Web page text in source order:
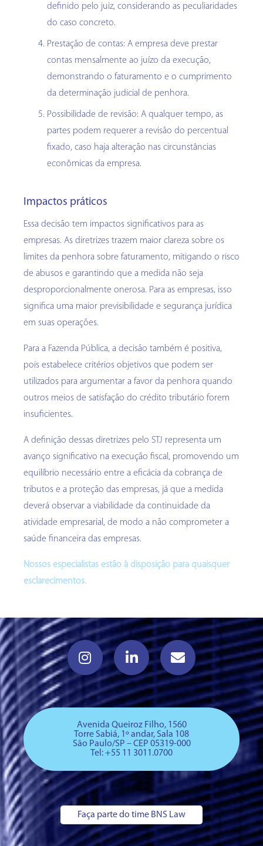
definido pelo juiz, considerando as peculiaridades
do caso concreto.
Prestação de contas: A empresa deve prestar
contas mensalmente ao juízo da execução,
demonstrando o faturamento e o cumprimento
da determinação judicial de penhora.
Possibilidade de revisão: A qualquer tempo, as
partes podem requerer a revisão do percentual
fixado, caso haja alteração nas circunstâncias
econômicas da empresa.
Impactos práticos
Essa decisão tem impactos significativos para as
empresas. As diretrizes trazem maior clareza sobre os
limites da penhora sobre faturamento, mitigando o risco
de abusos e garantindo que a medida não seja
desproporcionalmente onerosa. Para as empresas, isso
significa uma maior previsibilidade e segurança jurídica
em suas operações.
Para a Fazenda Pública, a decisão também é positiva,
pois estabelece critérios objetivos que podem ser
utilizados para argumentar a favor da penhora quando
outros meios de satisfação do crédito tributário forem
insuficientes.
A definição dessas diretrizes pelo STJ representa um
avanço significativo na execução fiscal, promovendo um
equilíbrio necessário entre a eficácia da cobrança de
tributos e a proteção das empresas, já que a medida
deverá observar a viabilidade da continuidade da
atividade empresarial, de modo a não comprometer a
saúde financeira das empresas.
Nossos especialistas estão à disposição para quaisquer
esclarecimentos.
Avenida Queiroz Filho, 1560
Torre Sabiá, 1º andar, Sala 108
São Paulo/SP – CEP 05319-000
Tel: +55 11 3011.0700
Faça parte do time BNS Law